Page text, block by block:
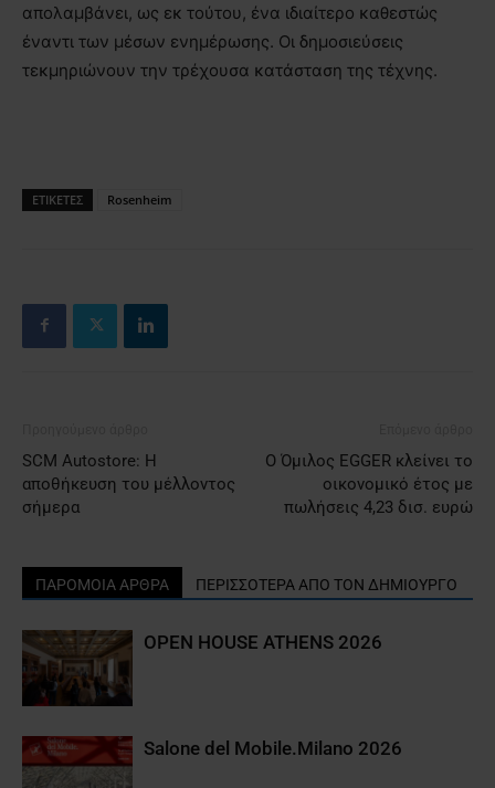
απολαμβάνει, ως εκ τούτου, ένα ιδιαίτερο καθεστώς
έναντι των μέσων ενημέρωσης. Οι δημοσιεύσεις
τεκμηριώνουν την τρέχουσα κατάσταση της τέχνης.
ΕΤΙΚΕΤΕΣ Rosenheim
SCM Autostore: Η
αποθήκευση του μέλλοντος
σήμερα
Ο Όμιλος EGGER κλείνει το
οικονομικό έτος με
πωλήσεις 4,23 δισ. ευρώ
ΠΑΡΟΜΟΙΑ ΑΡΘΡΑ ΠΕΡΙΣΣΟΤΕΡΑ ΑΠΟ ΤΟΝ ΔΗΜΙΟΥΡΓΟ
OPEN HOUSE ATHENS 2026
Salone del Mobile.Milano 2026